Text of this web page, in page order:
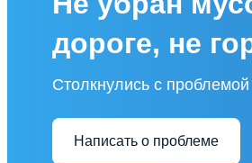
дороге, не
Столкнулись с
Написать о проблеме